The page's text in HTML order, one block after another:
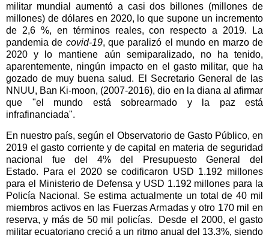
militar mundial aumentó a casi dos billones (millones de
millones) de dólares en 2020, lo que supone un incremento
de 2,6 %, en términos reales, con respecto a 2019.
La
pandemia de covid-19, que paralizó el mundo en marzo de
2020 y lo mantiene aún semiparalizado, no ha tenido,
aparentemente, ningún impacto en el gasto militar, que ha
gozado de muy buena salud. El Secretario General de las
NNUU, Ban Ki-moon, (2007-2016), dio en la diana al afirmar
que "el mundo está sobrearmado y la paz está
infrafinanciada".
En nuestro país, según el Observatorio de Gasto Público, en
2019 el gasto corriente y de capital en materia de seguridad
nacional fue del 4% del Presupuesto General del
Estado.
Para el 2020 se codificaron USD 1.192 millones
para el Ministerio de Defensa y USD 1.192 millones para la
Policía Nacional. Se estima actualmente un total de 40 mil
miembros activos en las Fuerzas Armadas y otro 170 mil en
reserva, y más de 50 mil policías.
Desde el 2000, el gasto
militar ecuatoriano creció a un ritmo anual del 13.3%, siendo